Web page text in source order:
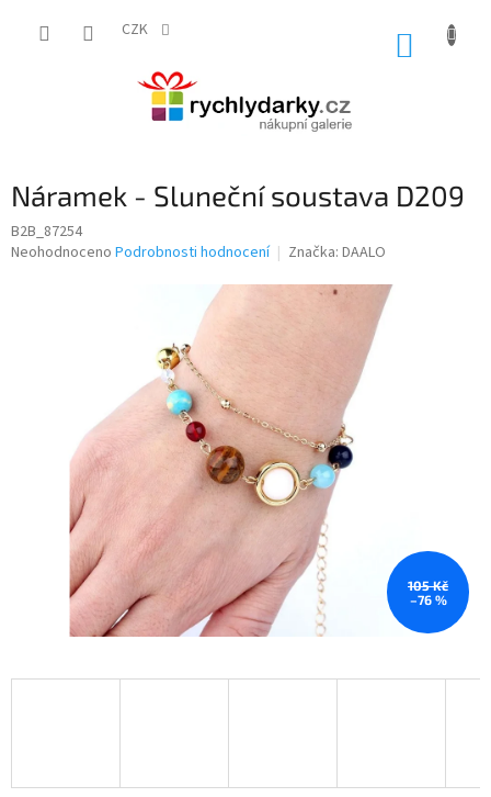
CZK
Náramek - Sluneční soustava D209
B2B_87254
Průměrné
Neohodnoceno Podrobnosti hodnocení Značka: DAALO
105 Kč
–76 %